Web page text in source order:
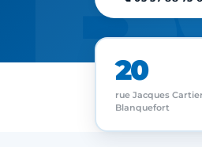
20
rue Jacques
Blanquefort